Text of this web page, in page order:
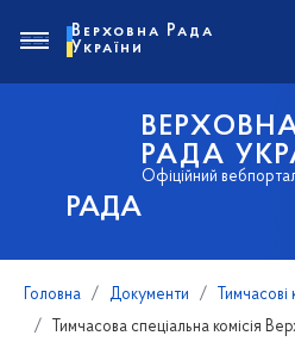
РАДА
РАДА
Офіційний
Верховна Рада
України
Головна Документи
Тимчасові
Тимчасова спеціальна комісія